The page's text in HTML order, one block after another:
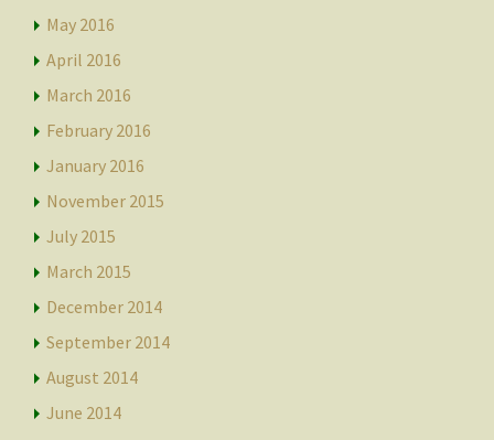
May 2016
April 2016
March 2016
February 2016
January 2016
November 2015
July 2015
March 2015
December 2014
September 2014
August 2014
June 2014